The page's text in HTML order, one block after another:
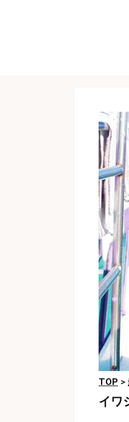
TOP >
イワ